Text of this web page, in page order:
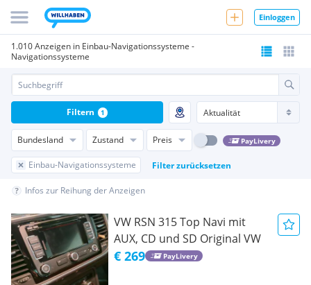
Einloggen
1.010 Anzeigen in Einbau-Navigationssysteme -
Navigationssysteme
Bundesland Zustand Preis PayLivery
Einbau-Navigationssysteme Filter zurücksetzen
Filtern 1
Infos zur Reihung der Anzeigen
VW RSN 315 Top Navi mit
AUX, CD und SD Original VW
€ 269 PayLivery